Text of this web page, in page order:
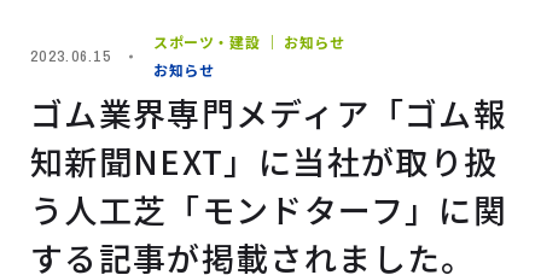
2023.06.15
スポーツ・建設 ｜ お知らせ
お知らせ
ゴム業界専門メディア「ゴム報
知新聞NEXT」に当社が取り扱
う人工芝「モンドターフ」に関
する記事が掲載されました。